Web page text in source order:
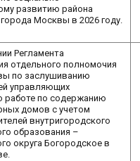
развитию района
Москвы в 2026 году.
Регламента
отдельного полномочия
по заслушиванию
управляющих
работе по содержанию
домов с учетом
внутригородского
образования –
округа Богородское в